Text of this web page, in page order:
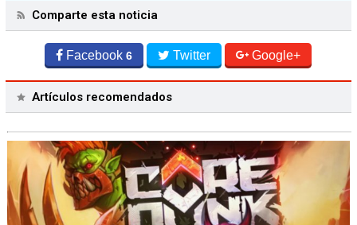
Comparte esta noticia
Facebook6 Twitter Google+
Artículos recomendados